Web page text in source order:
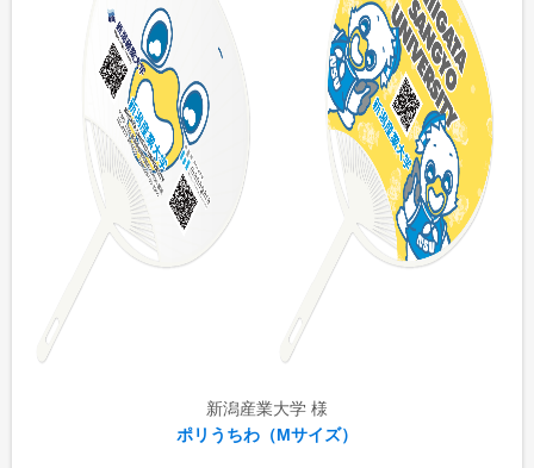
新潟産業大学 様
ポリうちわ（Mサイズ）